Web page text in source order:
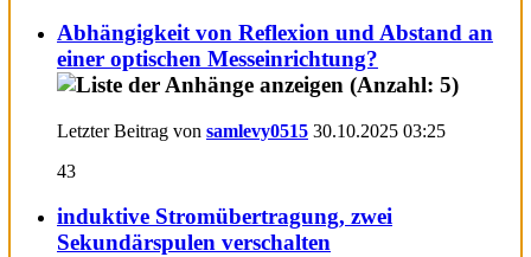
Abhängigkeit von Reflexion und Abstand an
einer optischen Messeinrichtung?
Letzter Beitrag von samlevy0515 30.10.2025 03:25
43
induktive Stromübertragung, zwei
Sekundärspulen verschalten